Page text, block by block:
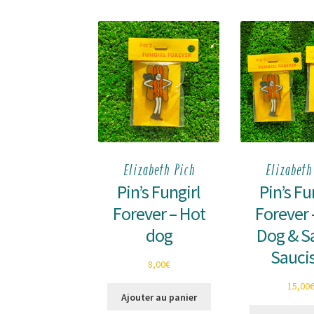
Elizabeth Pich
Pin’s Fungirl
Forever – Hot
dog
8,00€
Ajouter au panier
Pin’s
Forever
Dog &
15,00